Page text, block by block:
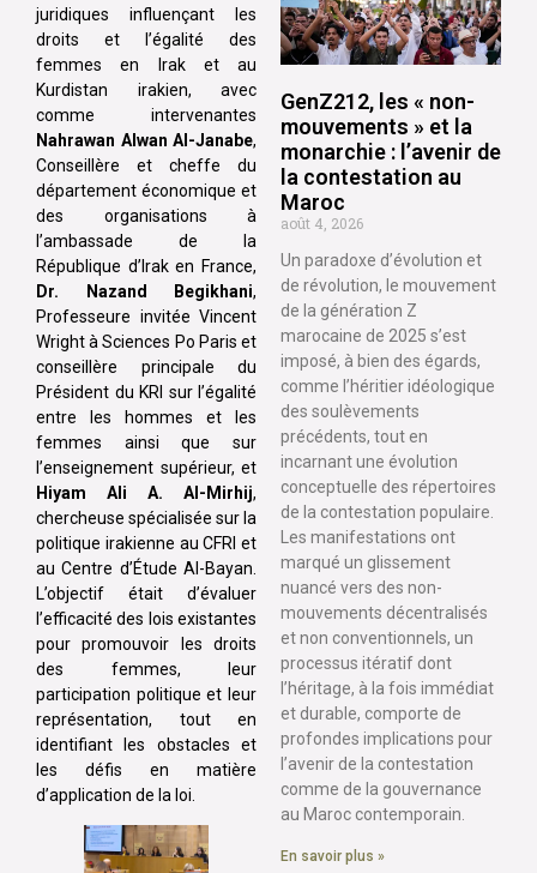
juridiques influençant les
droits et l’égalité des
femmes en Irak et au
Kurdistan irakien, avec
comme intervenantes
Nahrawan Alwan Al-Janabe,
Conseillère et cheffe du
département économique et
des organisations à
l’ambassade de la
République d’Irak en France,
Dr. Nazand Begikhani,
Professeure invitée Vincent
Wright à Sciences Po Paris et
conseillère principale du
Président du KRI sur l’égalité
entre les hommes et les
femmes ainsi que sur
l’enseignement supérieur, et
Hiyam Ali A. Al-Mirhij,
chercheuse spécialisée sur la
politique irakienne au CFRI et
au Centre d’Étude Al-Bayan.
L’objectif était d’évaluer
l’efficacité des lois existantes
pour promouvoir les droits
des femmes, leur
participation politique et leur
représentation, tout en
identifiant les obstacles et
les défis en matière
d’application de la loi.
GenZ212, les « non-
mouvements » et la
monarchie : l’avenir de
la contestation au
Maroc
août 4, 2026
Un paradoxe d’évolution et
de révolution, le mouvement
de la génération Z
marocaine de 2025 s’est
imposé, à bien des égards,
comme l’héritier idéologique
des soulèvements
précédents, tout en
incarnant une évolution
conceptuelle des répertoires
de la contestation populaire.
Les manifestations ont
marqué un glissement
nuancé vers des non-
mouvements décentralisés
et non conventionnels, un
processus itératif dont
l’héritage, à la fois immédiat
et durable, comporte de
profondes implications pour
l’avenir de la contestation
comme de la gouvernance
au Maroc contemporain.
En savoir plus »